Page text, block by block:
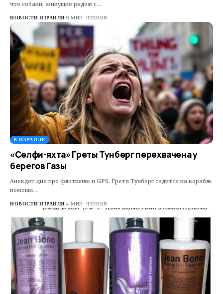
что собаки, живущие рядом с…
НОВОСТИ ИЗРАИЛЯ 9 МИН. ЧТЕНИЯ
В ИЗРАИЛЕ
«Селфи-яхта» Греты Тунберг перехвачена у
берегов Газы
Анекдот дня про флотилию и GPS. Грета Тунберг садится на корабль
помощи…
НОВОСТИ ИЗРАИЛЯ 4 МИН. ЧТЕНИЯ